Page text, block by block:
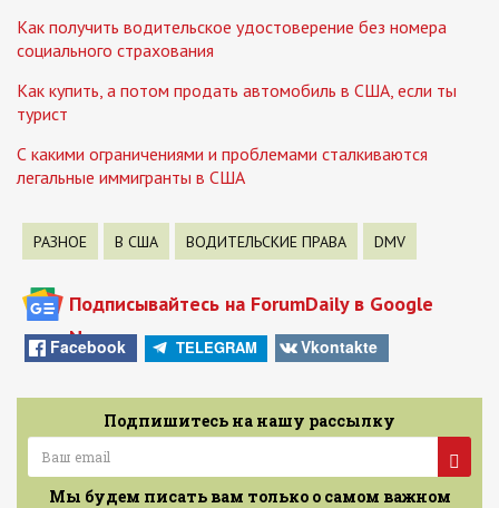
Как получить водительское удостоверение без номера
социального страхования
Как купить, а потом продать автомобиль в США, если ты
турист
С какими ограничениями и проблемами сталкиваются
легальные иммигранты в США
РАЗНОЕ В США ВОДИТЕЛЬСКИЕ ПРАВА DMV
Подписывайтесь на ForumDaily в Google
News
Facebook TELEGRAM Vkontakte
Подпишитесь на нашу рассылку
Мы будем писать вам только о самом важном